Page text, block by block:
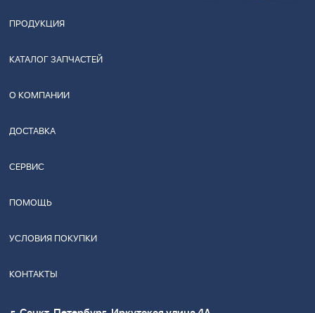
ПРОДУКЦИЯ
КАТАЛОГ ЗАПЧАСТЕЙ
О КОМПАНИИ
ДОСТАВКА
СЕРВИС
ПОМОЩЬ
УСЛОВИЯ ПОКУПКИ
КОНТАКТЫ